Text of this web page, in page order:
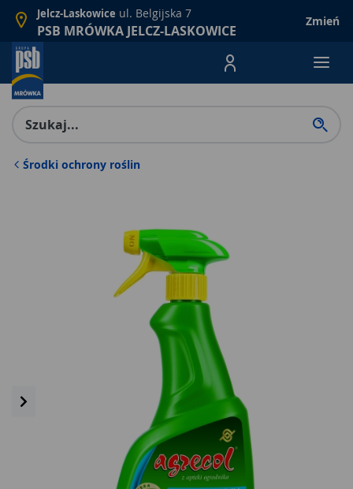
Jelcz-Laskowice ul. Belgijska 7
PSB MRÓWKA JELCZ-LASKOWICE
Zmień
Menu Produktów,
Środki ochrony roślin